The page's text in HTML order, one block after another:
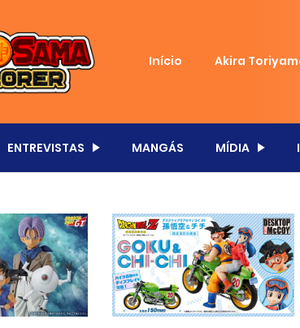
Início Akira
ENTREVISTAS MANGÁS MÍDIA